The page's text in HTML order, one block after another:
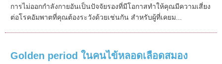
การไม่ออกกำลังกายอันเป็นปัจจัยรองที่มีโอกาสทำให้คุณมีความเสี่ยง
ต่อโรคอัมพาตที่คุณต้องระวังด้วยเช่นกัน สำหรับผู้ที่เคยม...
Golden period ในคนไข้หลอดเลือดสมอง